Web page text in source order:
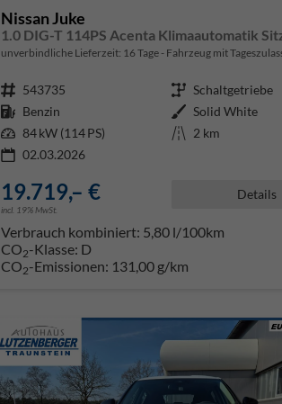
Nissan Juke
unverbindliche Lieferzeit: 16 Tage Fahrzeug mit
Fahrzeugnr. 543735 Getriebe Schaltgetriebe
Kraftstoff Benzin Außenfarbe Solid White
Leistung 84 kW (114 PS) Kilometerstand 2 km
02.03.2026
19.719,– €
incl. 19% MwSt.
Details
Verbrauch kombiniert: 5,80 l/100km
CO2-Klasse: D
CO2-Emissionen: 131,00 g/km